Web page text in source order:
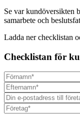
Se var kundöversikten
samarbete och
Ladda ner checklistan
Checklistan för